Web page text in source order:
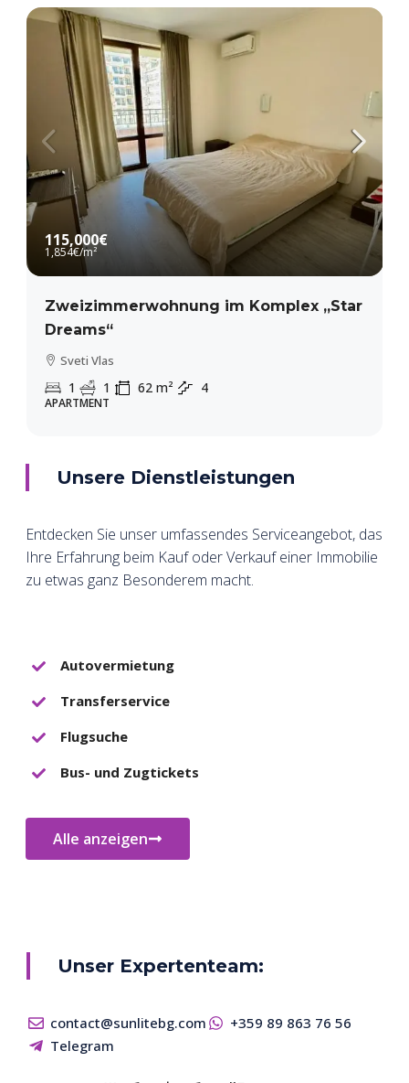
115,000€
1,854€/m²
Zweizimmerwohnung im Komplex „Star
Dreams“
Sveti Vlas
1 1 62 m² 4
APARTMENT
Unsere Dienstleistungen
Entdecken Sie unser umfassendes Serviceangebot, das
Ihre Erfahrung beim Kauf oder Verkauf einer Immobilie
zu etwas ganz Besonderem macht.
Autovermietung
Transferservice
Flugsuche
Bus- und Zugtickets
Alle anzeigen
Unser Expertenteam:
contact@sunlitebg.com
+359 89 863 76 56
Telegram